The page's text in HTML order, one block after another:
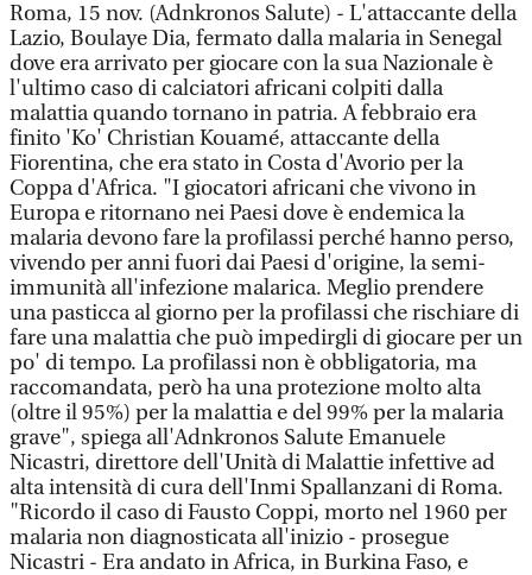
Roma, 15 nov. (Adnkronos Salute) - L'attaccante della
Lazio, Boulaye Dia, fermato dalla malaria in Senegal
dove era arrivato per giocare con la sua Nazionale è
l'ultimo caso di calciatori africani colpiti dalla
malattia quando tornano in patria. A febbraio era
finito 'Ko' Christian Kouamé, attaccante della
Fiorentina, che era stato in Costa d'Avorio per la
Coppa d'Africa. "I giocatori africani che vivono in
Europa e ritornano nei Paesi dove è endemica la
malaria devono fare la profilassi perché hanno perso,
vivendo per anni fuori dai Paesi d'origine, la semi-
immunità all'infezione malarica. Meglio prendere
una pasticca al giorno per la profilassi che rischiare di
fare una malattia che può impedirgli di giocare per un
po' di tempo. La profilassi non è obbligatoria, ma
raccomandata, però ha una protezione molto alta
(oltre il 95%) per la malattia e del 99% per la malaria
grave", spiega all'Adnkronos Salute Emanuele
Nicastri, direttore dell'Unità di Malattie infettive ad
alta intensità di cura dell'Inmi Spallanzani di Roma.
"Ricordo il caso di Fausto Coppi, morto nel 1960 per
malaria non diagnosticata all'inizio - prosegue
Nicastri - Era andato in Africa, in Burkina Faso, e